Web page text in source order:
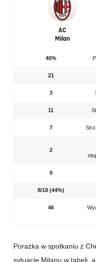
AC
Milan
40%
21
3
11
7
2
9
8/18 (44%)
46
Porażka w spotkaniu z
sytuację Milanu w tabeli,